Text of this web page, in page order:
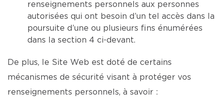
renseignements personnels aux personnes
autorisées qui ont besoin d’un tel accès dans la
poursuite d’une ou plusieurs fins énumérées
dans la section 4 ci-devant.
De plus, le Site Web est doté de certains
mécanismes de sécurité visant à protéger vos
renseignements personnels, à savoir :